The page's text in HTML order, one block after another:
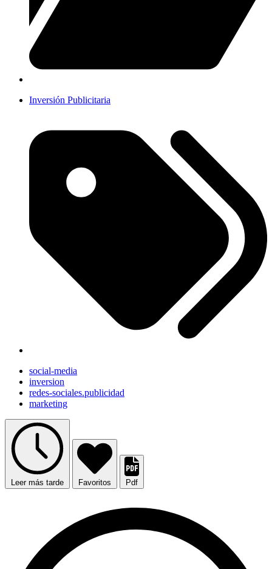
Inversión Publicitaria
social-media
inversion
redes-sociales.publicidad
marketing
Leer más tarde Favoritos Pdf